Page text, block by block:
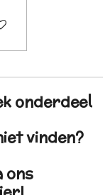
onderdeel
vinden?
ons